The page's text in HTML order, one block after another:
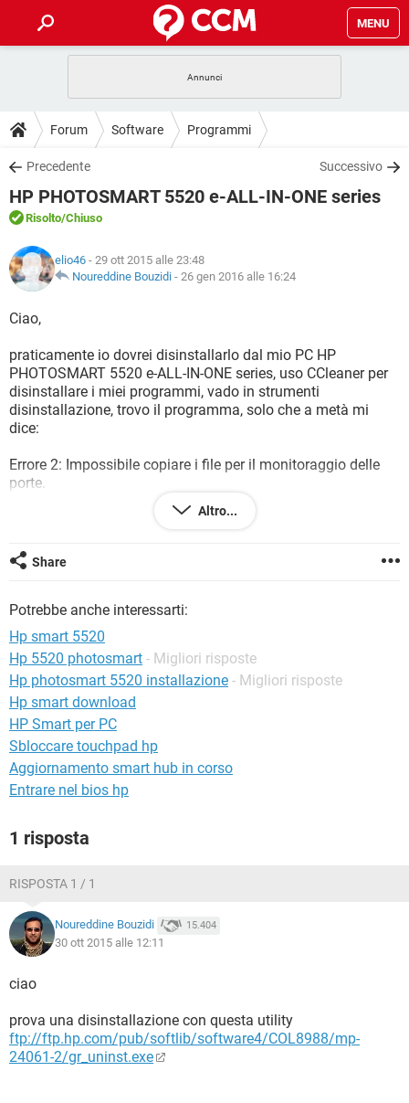
MENU
INTRATTENIMENTO ANDROID
iOS
INSTAGRAM WHATSAPP
TIKTOK
HARDWARE
GUIDE
COVID-19 GAMING
iOS
INSTAGRAM
TIKTOK FACEBOOK
DOWNLOAD
COVID-19 GAMING
INTRATTENIMENTO
iOS
INSTAGRAM
TIKTOK
HARDWARE
FORUM
COVID-19
INTRATTENIMENTO ANDROID
TIKTOK FACEBOOK
HARDWARE
GLOSSARIO
COVID-19
INTRATTENIMENTO
iOS WINDOWS 10
INSTAGRAM WHATSAPP
TIKTOK FACEBOOK
Forum Software Programmi
Precedente Successivo
HP PHOTOSMART 5520 e-ALL-IN-ONE series
Risolto/Chiuso
elio46 - 29 ott 2015 alle 23:48
Noureddine Bouzidi - 26 gen 2016 alle 16:24
Ciao,
praticamente io dovrei disinstallarlo dal mio PC HP
PHOTOSMART 5520 e-ALL-IN-ONE series, uso CCleaner per
disinstallare i miei programmi, vado in strumenti
disinstallazione, trovo il programma, solo che a metà mi
dice:
Errore 2: Impossibile copiare i file per il monitoraggio delle
porte.
Errore imprevisto durante l'installazione del pachetto.
L'errore può essere dovuto a problemi del pacchetto.
InstallCustomActions: DIFxAPI.dll is NOT installed.
InstallCustomActions: CopyPortMonitorFiles:
2=CopyFile(Src:C:\Program Files\HP\HP Photosmart 5520
series\Bin\\HPDiscoPMB111.dll Dst.
C\Windows\system32\HPDiscoPMB111.dll)
Altro...
Share
Potrebbe anche interessarti:
Hp smart 5520
Hp 5520 photosmart - Migliori risposte
Hp photosmart 5520 installazione - Migliori risposte
Hp smart download
HP Smart per PC
Sbloccare touchpad hp
Aggiornamento smart hub in corso
Entrare nel bios hp
1 risposta
RISPOSTA 1 / 1
Noureddine Bouzidi 15.404
30 ott 2015 alle 12:11
ciao
prova una disinstallazione con questa utility
ftp://ftp.hp.com/pub/softlib/software4/COL8988/mp-
24061-2/gr_uninst.exe